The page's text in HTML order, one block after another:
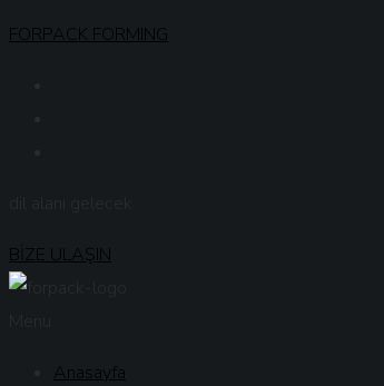
FORPACK FORMING
BİZE ULAŞIN
Anasayfa